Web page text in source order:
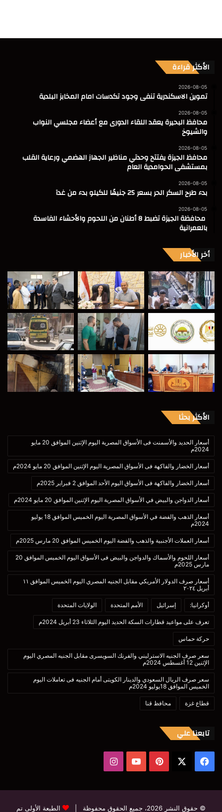
الأكثر قراءة
2026-08-05
تموين الاسكندرية تنفى وجود تكدسات امام المخابز البلدية
2026-08-05
محافظ البحيرة يعقد اللقاء الدورى مع أعضاء مجلسي النواب
والشيوخ
2026-08-05
محافظ الجيزة يفتتح وحدتي مناظير الجهاز الهضمي ورعاية القلب
بمستشفى الحوامدية العام
2026-08-05
بدء طرح السكر الحر بسعر 25 جنيهًا للكيلو بدء من غدآ
2026-08-05
محافظة الجيزة تضبط 8 أطنان من اللحوم والأحشاء الفاسدة
بالعمرانية
أخر الأخبار
الأكثر بحثا
أسعار الحديد والأسمنت فى الأسواق المصرية اليوم الإثنين الموافق 20 مايو
2024م
أسعار الخضار والفاكهة فى الأسواق المصرية اليوم الإثنين الموافق 20 مايو 2024م
أسعار الخضار والفاكهة فى الأسواق اليوم الأحد الموافق 2 فبراير 2025م
أسعار الدواجن والبيض في الأسواق المصرية اليوم الإثنين الموافق 20 مايو 2024م
أسعار الذهب والفضة في الأسواق المصرية اليوم الخميس الموافق 18 يوليو
2024م
أسعار العملات الأجنبية والذهب والفضة اليوم الخميس الموافق 20 مارس 2025م
أسعار اللحوم والأسماك والدواجن والبيض فى الأسواق اليوم الخميس الموافق 20
مارس 2025م
أسعار صرف الدولار الأمريكي مقابل الجنيه المصري اليوم الخميس الموافق ١١
أبريل ٢٠٢٤
أوكرانيا: إسرائيل الأمم المتحدة الولايات المتحدة
تعرف على مواعيد قطارات السكة الحديد اليوم الثلاثاء 23 أبريل 2024م
حركة حماس
سعر صرف الجنيه الاسترليني والفرنك السويسرى مقابل الجنيه المصري اليوم
الإثنين 12 أغسطس 2024م
سعر صرف الريال السعودي والدينار الكويتى أمام الجنيه فى تعاملات اليوم
الخميس الموافق 18يوليو 2024م
قطاع غزة محافظ قنا
تابعنا علي
فيسبوك بينتيريست‫YouTube
© حقوق النشر 2026، جميع الحقوق محفوظة | الطبعة الأولى تم